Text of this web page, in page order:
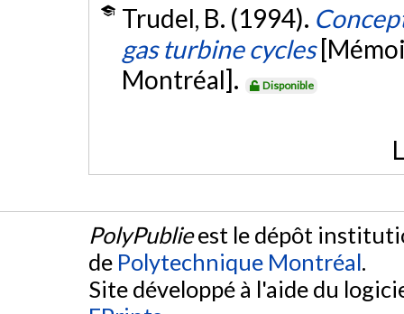
Trudel, B. (1994).
gas turbine cycles
Montréal].
Disponible
PolyPublieest le dépôt
de Polytechnique Montréal.
Site développé à l'aide du